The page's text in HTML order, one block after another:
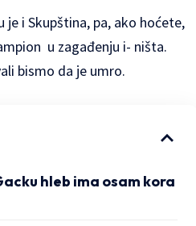
i Skupština, pa, ako hoćete,
u zagađenju i- ništa.
bismo da je umro.
hleb ima osam kora